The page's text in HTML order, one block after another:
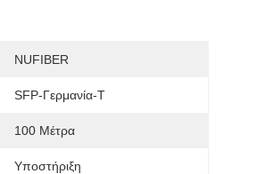
NUFIBER
SFP-Γερμανία-Τ
100 Μέτρα
Υποστήριξη